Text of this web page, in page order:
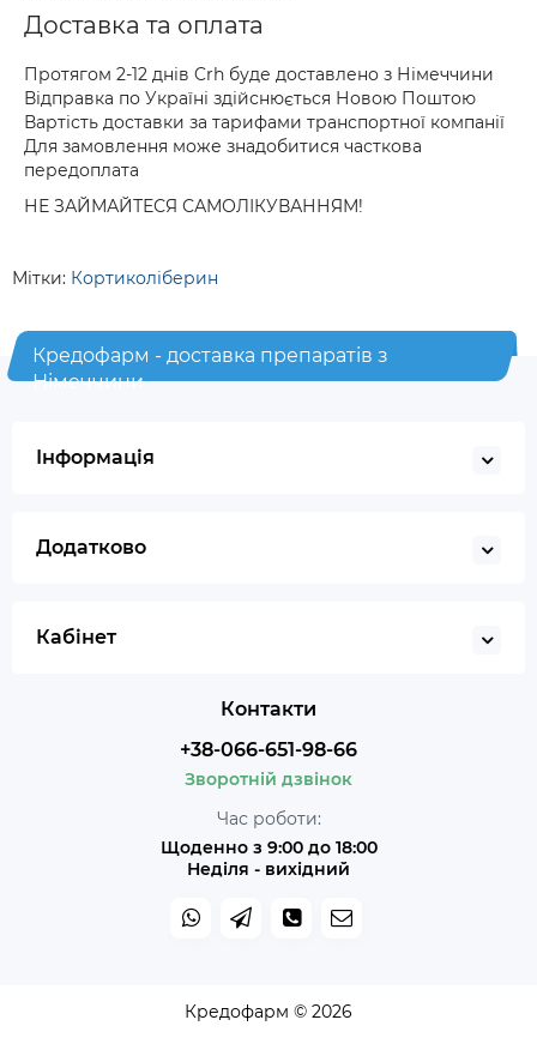
Доставка та оплата
Протягом 2-12 днів Crh буде доставлено з Німеччини
Відправка по Україні здійснюється Новою Поштою
Вартість доставки за тарифами транспортної компанії
Для замовлення може знадобитися часткова
передоплата
НЕ ЗАЙМАЙТЕСЯ САМОЛІКУВАННЯМ!
Мітки: Кортиколіберин
Кредофарм - доставка препаратів з
Німеччини
Інформація
Додатково
Кабінет
Контакти
+38-066-651-98-66
Зворотній дзвінок
Час роботи:
Щоденно з 9:00 до 18:00
Неділя - вихідний
Кредофарм © 2026